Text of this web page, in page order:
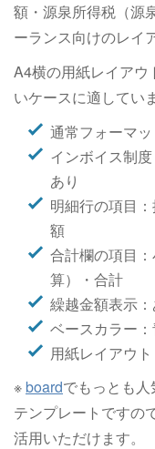
額・源泉所得税（源
ーランス向けのレイ
A4横の用紙レイアウ
いケースに適してい
通常フォーマッ
インボイス制
あり
明細行の項目
額
合計欄の項目
算）・合計
繰越金額表示：
ベースカラー
用紙レイアウ
※boardでもっとも
テンプレートですの
活用いただけます。